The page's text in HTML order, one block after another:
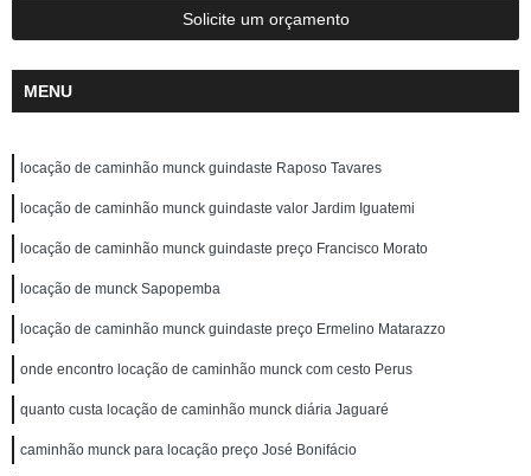
Solicite um orçamento
MENU
locação de caminhão munck guindaste Raposo Tavares
locação de caminhão munck guindaste valor Jardim Iguatemi
locação de caminhão munck guindaste preço Francisco Morato
locação de munck Sapopemba
locação de caminhão munck guindaste preço Ermelino Matarazzo
onde encontro locação de caminhão munck com cesto Perus
quanto custa locação de caminhão munck diária Jaguaré
caminhão munck para locação preço José Bonifácio